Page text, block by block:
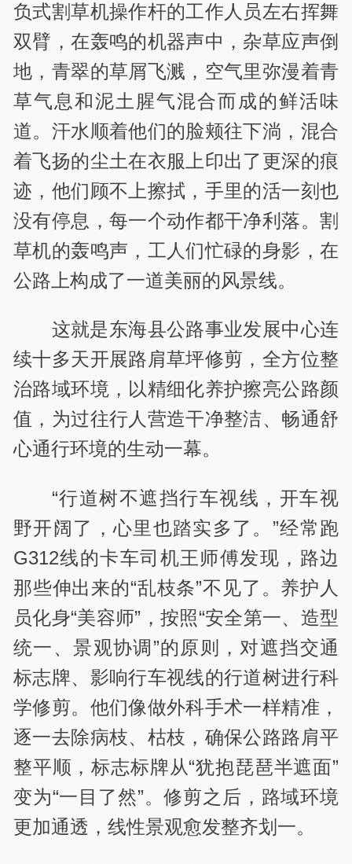
负式割草机操作杆的工作人员左右挥舞
双臂，在轰鸣的机器声中，杂草应声倒
地，青翠的草屑飞溅，空气里弥漫着青
草气息和泥土腥气混合而成的鲜活味
道。汗水顺着他们的脸颊往下淌，混合
着飞扬的尘土在衣服上印出了更深的痕
迹，他们顾不上擦拭，手里的活一刻也
没有停息，每一个动作都干净利落。割
草机的轰鸣声，工人们忙碌的身影，在
公路上构成了一道美丽的风景线。
这就是东海县公路事业发展中心连
续十多天开展路肩草坪修剪，全方位整
治路域环境，以精细化养护擦亮公路颜
值，为过往行人营造干净整洁、畅通舒
心通行环境的生动一幕。
“行道树不遮挡行车视线，开车视
野开阔了，心里也踏实多了。”经常跑
G312线的卡车司机王师傅发现，路边
那些伸出来的“乱枝条”不见了。养护人
员化身“美容师”，按照“安全第一、造型
统一、景观协调”的原则，对遮挡交通
标志牌、影响行车视线的行道树进行科
学修剪。他们像做外科手术一样精准，
逐一去除病枝、枯枝，确保公路路肩平
整平顺，标志标牌从“犹抱琵琶半遮面”
变为“一目了然”。修剪之后，路域环境
更加通透，线性景观愈发整齐划一。